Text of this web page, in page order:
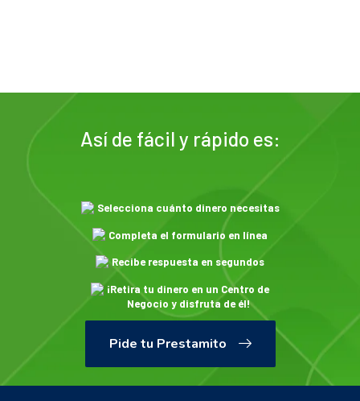
Así de fácil y rápido es:
Selecciona cuánto dinero necesitas
Completa el formulario en línea
Recibe respuesta en segundos
¡Retira tu dinero en un Centro de
Negocio y disfruta de él!
Pide tu Prestamito